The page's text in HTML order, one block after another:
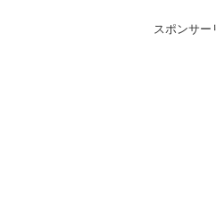
スポンサー